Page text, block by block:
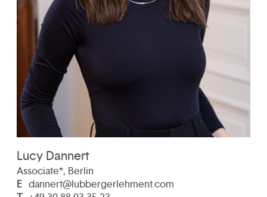
Lucy Dannert
Associate*, Berlin
E dannert@lubbergerlehment.com